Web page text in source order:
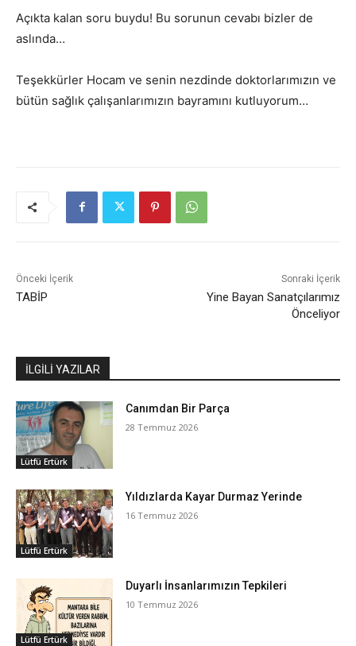
Açıkta kalan soru buydu! Bu sorunun cevabı bizler de
aslında…
Teşekkürler Hocam ve senin nezdinde doktorlarımızın ve
bütün sağlık çalışanlarımızın bayramını kutluyorum…
Önceki İçerik
TABİP
Sonraki İçerik
Yine Bayan Sanatçılarımız
Önceliyor
İLGİLİ YAZILAR
Lütfü Ertürk
Canımdan Bir Parça
28 Temmuz 2026
Lütfü Ertürk
Yıldızlarda Kayar Durmaz Yerinde
16 Temmuz 2026
Lütfü Ertürk
Duyarlı İnsanlarımızın Tepkileri
10 Temmuz 2026